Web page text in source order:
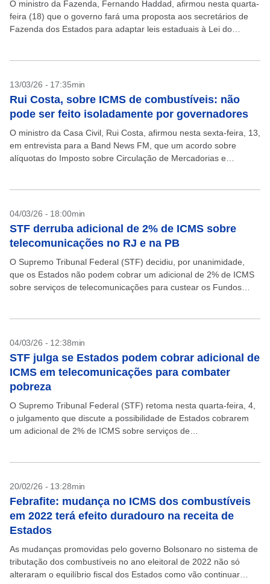
O ministro da Fazenda, Fernando Haddad, afirmou nesta quarta-
feira (18) que o governo fará uma proposta aos secretários de
Fazenda dos Estados para adaptar leis estaduais à Lei do
13/03/26 - 17:35min
Rui Costa, sobre ICMS de combustíveis: não
pode ser feito isoladamente por governadores
O ministro da Casa Civil, Rui Costa, afirmou nesta sexta-feira, 13,
em entrevista para a Band News FM, que um acordo sobre
alíquotas do Imposto sobre Circulação de Mercadorias e
04/03/26 - 18:00min
STF derruba adicional de 2% de ICMS sobre
telecomunicações no RJ e na PB
O Supremo Tribunal Federal (STF) decidiu, por unanimidade,
que os Estados não podem cobrar um adicional de 2% de ICMS
sobre serviços de telecomunicações para custear os Fundos
04/03/26 - 12:38min
STF julga se Estados podem cobrar adicional de
ICMS em telecomunicações para combater
pobreza
O Supremo Tribunal Federal (STF) retoma nesta quarta-feira, 4,
o julgamento que discute a possibilidade de Estados cobrarem
um adicional de 2% de ICMS sobre serviços de
20/02/26 - 13:28min
Febrafite: mudança no ICMS dos combustíveis
em 2022 terá efeito duradouro na receita de
Estados
As mudanças promovidas pelo governo Bolsonaro no sistema de
tributação dos combustíveis no ano eleitoral de 2022 não só
alteraram o equilíbrio fiscal dos Estados como vão continuar